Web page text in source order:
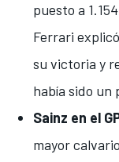
puesto a
Ferrari
su victoria y
había sido un
Sainz en el
mayor